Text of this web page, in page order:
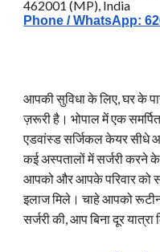
462001 (MP), India
Phone / WhatsApp:
आपकी सुविधा के लिए, घर के
ज़रूरी है। भोपाल में एक
एडवांस्ड सर्जिकल केयर सीधे
कई अस्पतालों में सर्जरी करने
आपको और आपके परिवार को
इलाज मिले। चाहे आपको
सर्जरी की, आप बिना दूर